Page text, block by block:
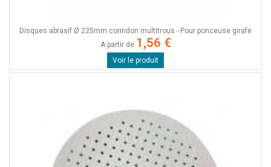
Disques abrasif Ø 225mm corindon multitrous - Pour ponceuse girafe
A partir de 1,56 €
Voir le produit